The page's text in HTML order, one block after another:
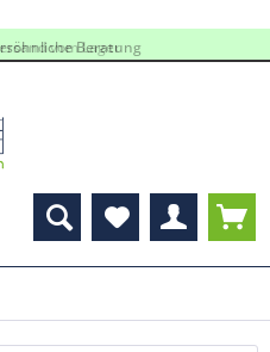
vom Lager
Beratung